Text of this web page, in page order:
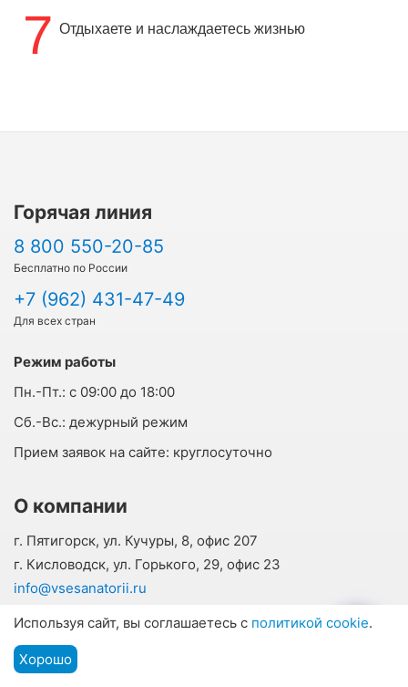
7 Отдыхаете и наслаждаетесь жизнью
Горячая линия
8 800 550-20-85
Бесплатно по России
+7 (962) 431-47-49
Для всех стран
Режим работы
Пн.-Пт.: с 09:00 до 18:00
Cб.-Вс.: дежурный режим
Прием заявок на сайте: круглосуточно
О компании
г. Пятигорск, ул. Кучуры, 8, офис 207
г. Кисловодск, ул. Горького, 29, офис 23
info@vsesanatorii.ru
Отзывы наших гостей
Контакты
Меню
Используя сайт, вы соглашаетесь с политикой cookie.
Хорошо